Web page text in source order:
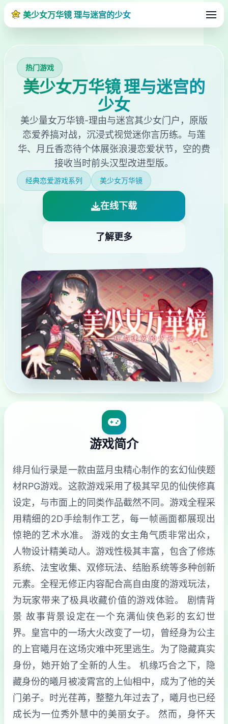
美少女万华镜 理与迷宫的少女
热门游戏
美少女万华镜 理与迷宫的
少女
美少量女万华镜-理由与迷宫其少女门户，原版
恋爱养搞对战，沉浸式视觉迷你言历练。与莲
华、月丘香恋待个体展张浪漫恋爱状节，空的费
接收当时前头汉型改进型版。
经典恋爱游戏系列 美少女万华镜
在线下载
了解更多
游戏简介
绯月仙行录是一款由蓝月虫精心制作的玄幻仙侠题
材RPG游戏。这款游戏采用了极其罕见的仙侠修真
设定，与市面上的同类作品截然不同。游戏全程采
用精细的2D手绘制作工艺，每一帧画面都展现出
惊艳的艺术水准。 游戏的女主角气质非常出众，
人物设计精美动人。游戏性极其丰富，包含了修炼
系统、法宝收集、双修玩法、结胎系统等多种创新
元素。全程无修正内容配合高自由度的游戏玩法，
为玩家带来了极具收藏价值的游戏体验。 剧情背
景 故事背景设定在一个充满仙侠色彩的玄幻世
界。皇宫中的一场大火改变了一切，曾经身为公主
的上官曦月在这场灾难中死里逃生。为了隐藏真实
身份，她开始了全新的人生。 机缘巧合之下，隐
藏身份的曦月被凌霄宫的上仙相中，成为了他的关
门弟子。时光荏苒，整整九年过去了，曦月也已经
成长为一位秀外慧中的美丽女子。 然而，身怀天